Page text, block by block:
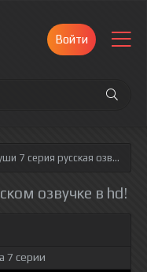
Войти
7 серия русская озвучка полностью смотреть онлайн!
озвучке в hd!
7 серии